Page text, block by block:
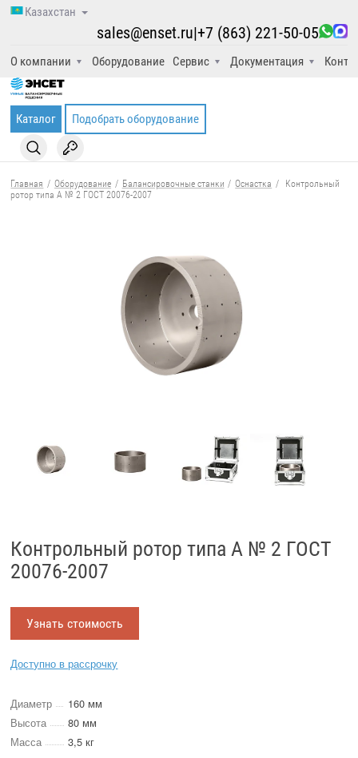
Казахстан
О компании Оборудование Сервис Документация
sales@enset.ru|+7 (863) 221-50-05
Каталог Подобрать оборудование
Главная / Оборудование / Балансировочные станки / Оснастка /
Контрольный
ротор типа А № 2 ГОСТ 20076-2007
Контрольный ротор типа А № 2 ГОСТ
20076-2007
Узнать стоимость
Доступно в рассрочку
Диаметр
160 мм
Высота
80 мм
Масса
3,5 кг